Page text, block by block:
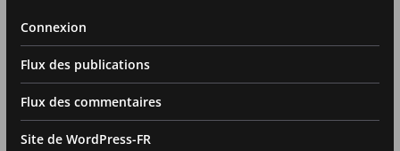
Connexion
Flux des publications
Flux des commentaires
Site de WordPress-FR